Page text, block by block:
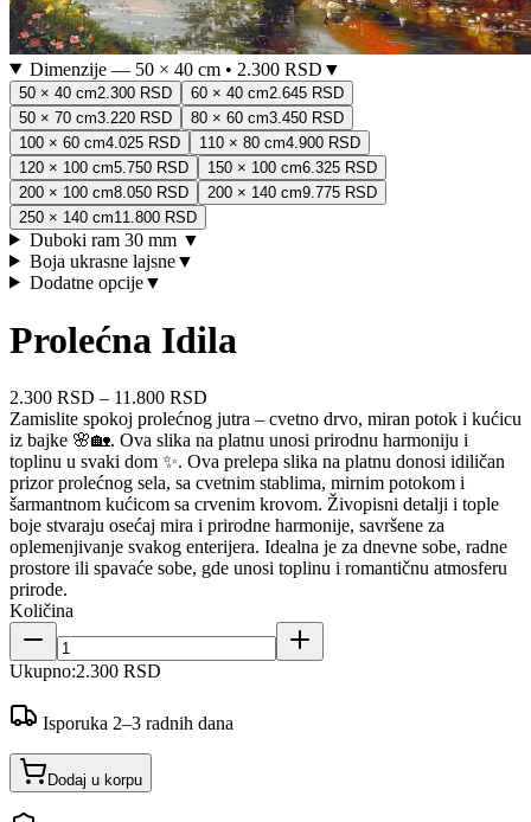
Dimenzije — 50 × 40 cm• 2.300 RSD ▼
50 × 40 cm2.300 RSD 60 × 40 cm2.645 RSD
50 × 70 cm3.220 RSD 80 × 60 cm3.450 RSD
100 × 60 cm4.025 RSD 110 × 80 cm4.900 RSD
120 × 100 cm5.750 RSD 150 × 100 cm6.325 RSD
200 × 100 cm8.050 RSD 200 × 140 cm9.775 RSD
250 × 140 cm11.800 RSD
Duboki ram 30 mm ▼
Boja ukrasne lajsne▼
Dodatne opcije▼
Prolećna Idila
2.300 RSD – 11.800 RSD
Zamislite spokoj prolećnog jutra – cvetno drvo, miran potok i kućicu
iz bajke 🌸🏡. Ova slika na platnu unosi prirodnu harmoniju i
toplinu u svaki dom ✨. Ova prelepa slika na platnu donosi idiličan
prizor prolećnog sela, sa cvetnim stablima, mirnim potokom i
šarmantnom kućicom sa crvenim krovom. Živopisni detalji i tople
boje stvaraju osećaj mira i prirodne harmonije, savršene za
oplemenjivanje svakog enterijera. Idealna je za dnevne sobe, radne
prostore ili spavaće sobe, gde unosi toplinu i romantičnu atmosferu
prirode.
Količina
Ukupno:2.300 RSD
Isporuka 2–3 radnih dana
Dodaj u korpu